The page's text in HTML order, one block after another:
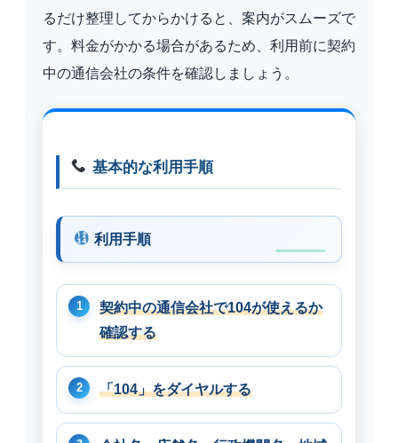
るだけ整理してからかけると、案内がスムーズで
す。料金がかかる場合があるため、利用前に契約
中の通信会社の条件を確認しましょう。
基本的な利用手順
利用手順
契約中の通信会社で104が使えるか
確認する
「104」をダイヤルする